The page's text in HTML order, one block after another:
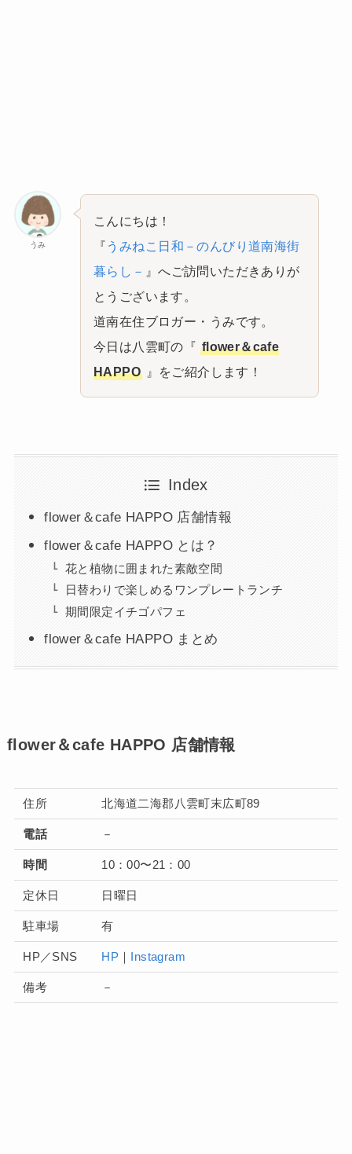
うみ
こんにちは！
『 うみねこ日和－のんびり道南海街
暮らし－ 』へご訪問いただきありが
とうございます。
道南在住ブロガー・うみです。
今日は八雲町の『 flower＆cafe
HAPPO
』をご紹介します！
Index
flower＆cafe HAPPO 店舗情報
flower＆cafe HAPPO とは？
花と植物に囲まれた素敵空間
日替わりで楽しめるワンプレートランチ
期間限定イチゴパフェ
flower＆cafe HAPPO まとめ
flower＆cafe HAPPO 店舗情報
住所 北海道二海郡八雲町末広町89
電話 －
時間 10：00〜21：00
定休日 日曜日
駐車場 有
HP／SNS HP｜ Instagram
備考 －